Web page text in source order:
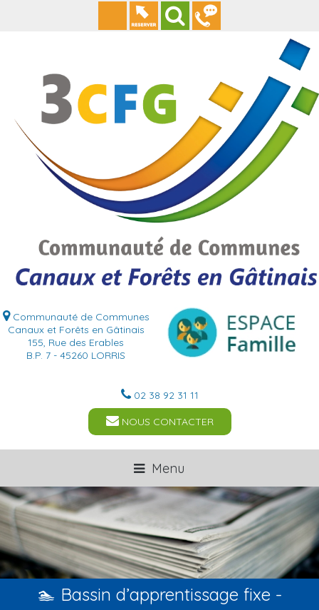
02 38 92 31 11
NOUS CONTACTER
Communauté de Communes
Canaux et Forêts en Gâtinais
155, Rue des Erables
B.P. 7 - 45260 LORRIS
Menu
🏊 Bassin d’apprentissage fixe -